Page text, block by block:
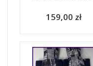
159,00 zł